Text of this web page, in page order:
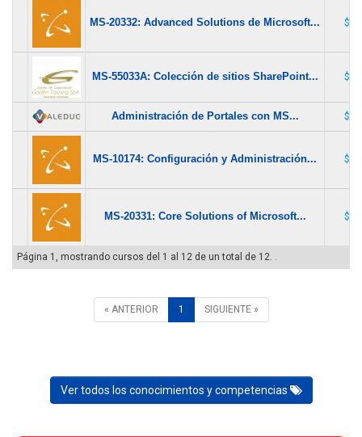
MS-20332: Advanced Solutions de Microsoft... $ 1
MS-55033A: Colección de sitios SharePoint... $ 1
Administración de Portales con MS... $ 1
MS-10174: Configuración y Administración... $ 1
MS-20331: Core Solutions of Microsoft... $ 1
Página 1, mostrando cursos del 1 al 12 de un total de 12. .
« ANTERIOR 1 SIGUIENTE »
Ver todos los conocimientos y competencias